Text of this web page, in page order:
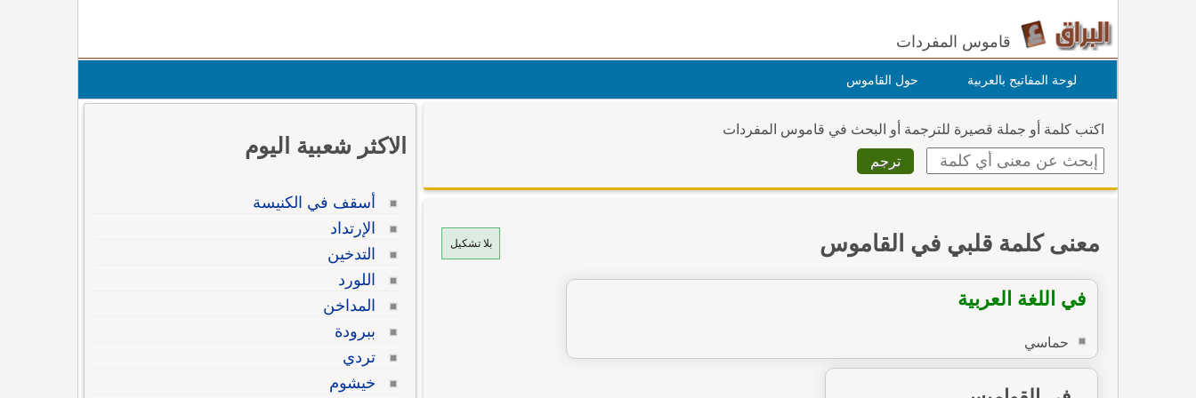
قاموس المفردات
لوحة المفاتيح بالعربية حول القاموس
اكتب كلمة أو جملة قصيرة للترجمة أو البحث في قاموس المفردات
بلا تشكيل معنى كلمة قلبي في القاموس
في اللغة العربية
حماسي
الاكثر شعبية اليوم
أسقف في الكنيسة
الإرتداد
التدخين
اللورد
المداخن
ببرودة
تردي
خيشوم